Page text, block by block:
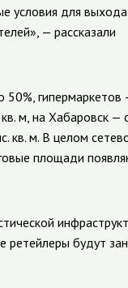
условия для выхода
— рассказали
50%, гипермаркетов
м, на Хабаровск —
кв. м. В целом
площади
ретейлеры будут